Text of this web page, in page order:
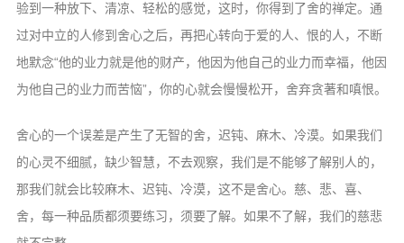
验到一种放下、清凉、轻松的感觉，这时，你得到了舍的禅定。通
过对中立的人修到舍心之后，再把心转向于爱的人、恨的人，不断
地默念“他的业力就是他的财产，他因为他自己的业力而幸福，他因
为他自己的业力而苦恼”，你的心就会慢慢松开，舍弃贪著和嗔恨。
舍心的一个误差是产生了无智的舍，迟钝、麻木、冷漠。如果我们
的心灵不细腻，缺少智慧，不去观察，我们是不能够了解别人的，
那我们就会比较麻木、迟钝、冷漠，这不是舍心。慈、悲、喜、
舍，每一种品质都须要练习，须要了解。如果不了解，我们的慈悲